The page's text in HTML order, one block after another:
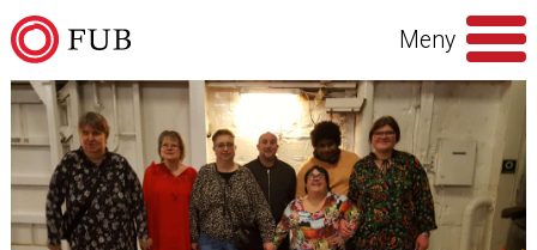
Hoppa till innehåll
Meny
Sök
efter